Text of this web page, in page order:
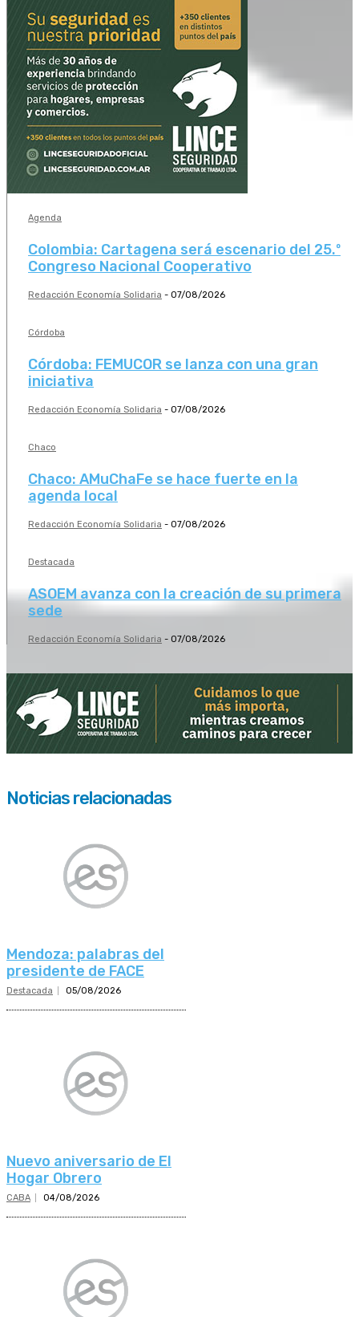
Agenda
Colombia: Cartagena será escenario del 25.º
Congreso Nacional Cooperativo
Redacción Economía Solidaria - 07/08/2026
Córdoba
Córdoba: FEMUCOR se lanza con una gran
iniciativa
Redacción Economía Solidaria - 07/08/2026
Chaco
Chaco: AMuChaFe se hace fuerte en la
agenda local
Redacción Economía Solidaria - 07/08/2026
Destacada
ASOEM avanza con la creación de su primera
sede
Redacción Economía Solidaria - 07/08/2026
Noticias relacionadas
Mendoza: palabras del
presidente de FACE
Destacada 05/08/2026
Nuevo aniversario de El
Hogar Obrero
CABA 04/08/2026